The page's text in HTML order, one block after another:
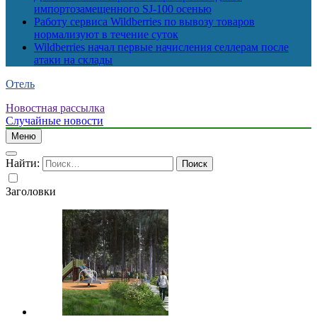
импортозамещенного SJ-100 осенью
Работу сервиса Wildberries по вывозу товаров
нормализуют в течение суток
Wildberries начал первые начисления селлерам после
атаки на склады
Отель
Новостная рассылка
Случайные новости
Меню
Найти:
Заголовки